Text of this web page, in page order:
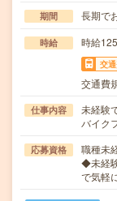
期間 長期で
時給 時給
交
交通費
仕事内容
未経験
バイク
応募資格
職種未
◆未経
で気軽